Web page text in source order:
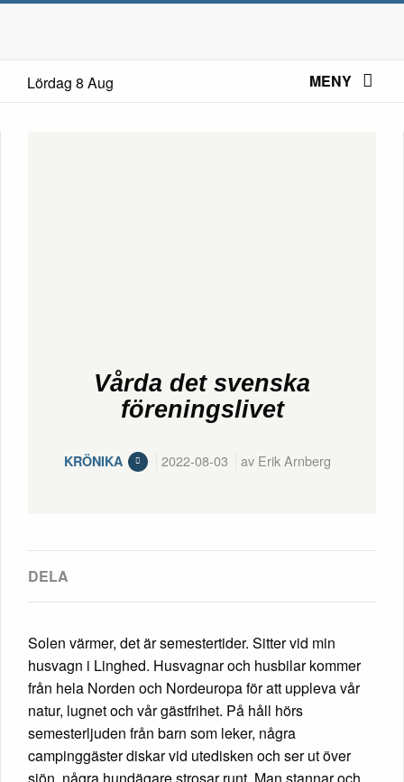
Lördag 8 Aug MENY
Vårda det svenska
föreningslivet
KRÖNIKA 2022-08-03 av Erik Arnberg
Solen värmer, det är semestertider. Sitter vid min
husvagn i Linghed. Husvagnar och husbilar kommer
från hela Norden och Nordeuropa för att uppleva vår
natur, lugnet och vår gästfrihet. På håll hörs
semesterljuden från barn som leker, några
campinggäster diskar vid utedisken och ser ut över
sjön, några hundägare strosar runt. Man stannar och